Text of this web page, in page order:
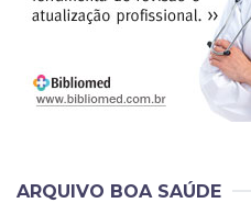
ARQUIVO BOA SAÚDE